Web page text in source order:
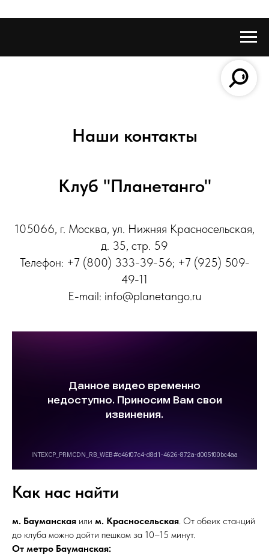
Наши контакты
Клуб "Планетанго"
105066, г. Москва, ул. Нижняя Красносельская,
д. 35, стр. 59
Телефон: +7 (800) 333-39-56; +7 (925) 509-
49-11
E-mail: info@planetango.ru
Как нас найти
м. Бауманская или м. Красносельская. От обеих станций
до клуба можно дойти пешком за 10–15 минут.
От метро Бауманская: